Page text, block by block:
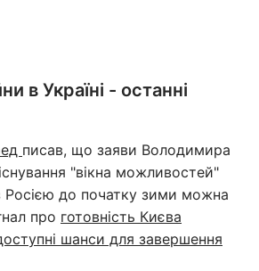
в Україні - останні
писав, що заяви Володимира
"вікна можливостей"
Росією до початку зими можна
про готовність Києва
шанси для завершення